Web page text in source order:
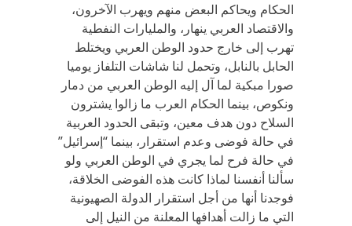
الحكام ويحاكم البعض منهم ويهرب الآخرون،
والاقتصاد العربي ينهار، والمليارات النفطية
تهرب إلى خارج حدود الوطن العربي ويختلط
الحابل بالنابل، وتحمل لنا شاشات التلفاز يوميا
صورا مبكية لما آل إليه الوطن العربي من دمار
ونكوص، بينما الحكام العرب ما زالوا يشترون
السلاح دون هدف معين، وتبقى الحدود العربية
في حالة فوضى وعدم استقرار، بينما “إسرائيل”
في حالة فرح لما يجري في الوطن العربي ولو
سألنا أنفسنا لماذا كانت هذه الفوضى الخلاقة،
فوجدنا أنها من أجل استقرار الدولة الصهيونية
التي ما زالت أهدافها المعلنة من النيل إلى